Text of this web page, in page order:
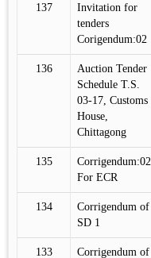
137
Invitation for
tenders
Corigendum:02
136
Auction Tender
Schedule T.S.
03-17, Customs
House,
Chittagong
135
Corrigendum:02
For ECR
134
Corrigendum of
SD 1
133
Corrigendum of